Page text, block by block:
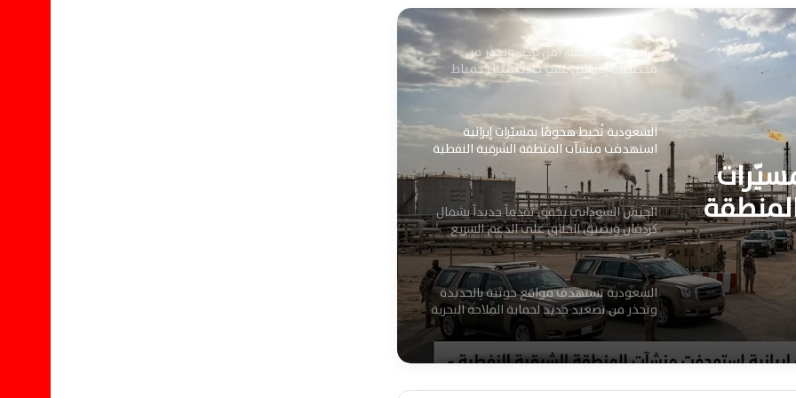
السعودية تُحبط هجومًا بمسيّرات إيرانية
استهدفت منشآت المنطقة الشرقية النفطية
الجيش السوداني يحقق تقدماً جديداً بشمال
كردفان ويضيق الخناق على الدعم السريع
اليوم
السعودية تستهدف مواقع حوثية بالحديدة
وتحذر من تصعيد جديد لحماية الملاحة البحرية
تحالف دعم الشرعية يعلن ردًا عسكريًا حاسمًا
ضد أهداف الحوثيين في الحديدة اليوم
تشكيل توازنات الشرق الأوسط ويثير تساؤلات